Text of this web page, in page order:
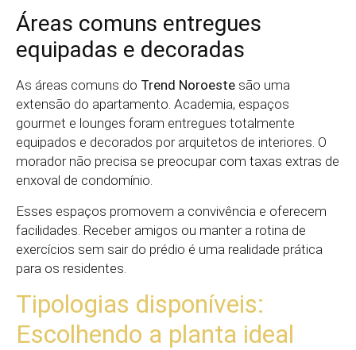
Áreas comuns entregues
equipadas e decoradas
As áreas comuns do Trend Noroeste são uma
extensão do apartamento. Academia, espaços
gourmet e lounges foram entregues totalmente
equipados e decorados por arquitetos de interiores. O
morador não precisa se preocupar com taxas extras de
enxoval de condomínio.
Esses espaços promovem a convivência e oferecem
facilidades. Receber amigos ou manter a rotina de
exercícios sem sair do prédio é uma realidade prática
para os residentes.
Tipologias disponíveis:
Escolhendo a planta ideal